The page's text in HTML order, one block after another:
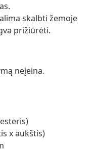
skalbti žemoje
prižiūrėti.
neįeina.
x aukštis)